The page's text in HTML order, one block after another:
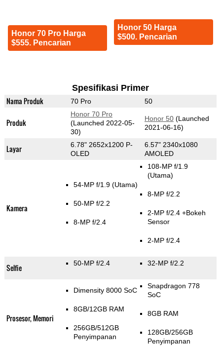
Honor 70 Pro Harga
$555. Pencarian
Honor 50 Harga
$500. Pencarian
Spesifikasi Primer
Nama Produk 70 Pro 50
Produk
Honor 70 Pro
(Launched 2022-05-
30)
Honor 50(Launched
2021-06-16)
Layar
6.78" 2652x1200 P-
OLED
6.57" 2340x1080
AMOLED
Kamera
54-MP f/1.9 (Utama)
50-MP f/2.2
8-MP f/2.4
108-MP f/1.9
(Utama)
8-MP f/2.2
2-MP f/2.4 +Bokeh
Sensor
2-MP f/2.4
Selfie 50-MP f/2.4 32-MP f/2.2
Prosesor, Memori
Dimensity 8000 SoC
8GB/12GB RAM
256GB/512GB
Penyimpanan
Snapdragon 778
SoC
8GB RAM
128GB/256GB
Penyimpanan